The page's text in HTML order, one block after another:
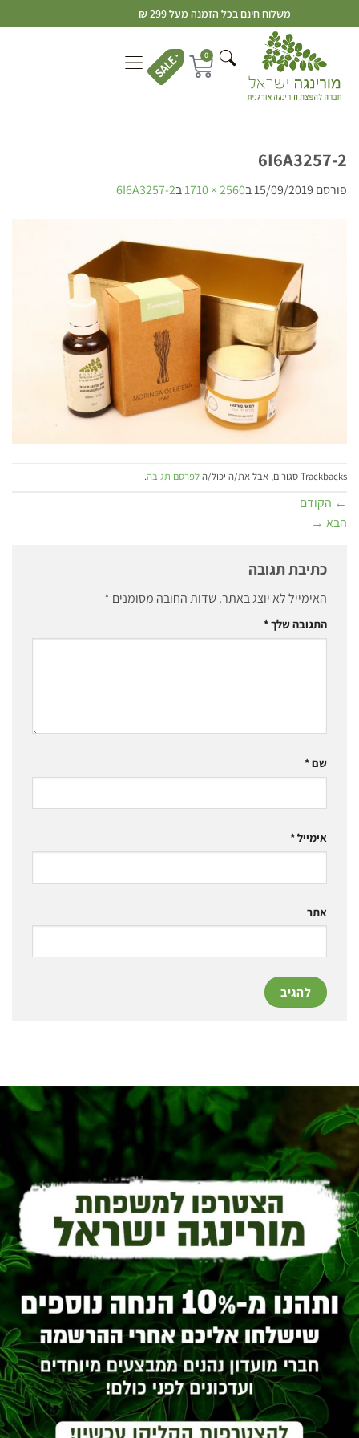
משלוח חינם בכל הזמנה מעל 299 ₪
0
6I6A3257-2
פורסם 15/09/2019ב2560 × 1710 ב6I6A3257-2
Trackbacks סגורים, אבל את/ה יכול/ה לפרסם תגובה.
← הקודם
הבא →
כתיבת תגובה
האימייל לא יוצג באתר.שדות החובה מסומנים *
התגובה שלך*
שם*
אימייל*
אתר